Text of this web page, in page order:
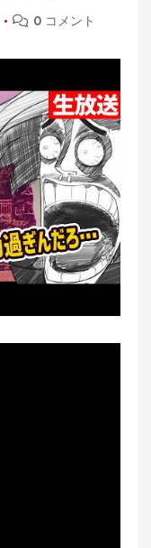
0 コメント